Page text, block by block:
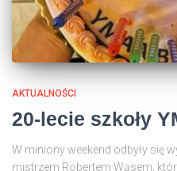
AKTUALNOŚCI
20-lecie szkoły
W miniony weekend odbyły się
mistrzem Robertem Wąsem,